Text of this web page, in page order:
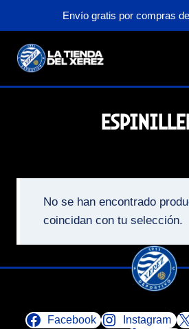
contenido
Envío gratis por compras
No se han encontrado
coincidan con tu selección.
Facebook Instagram